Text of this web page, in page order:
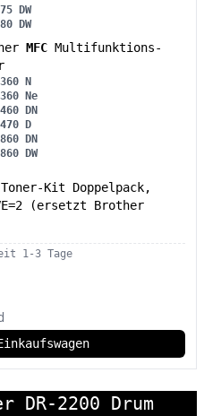
DW
DW
MFC Multifunktions-
N
Ne
DN
D
DN
DW
Toner-Kit Doppelpack,
(ersetzt Brother
1-3 Tage
DR-2200 Drum